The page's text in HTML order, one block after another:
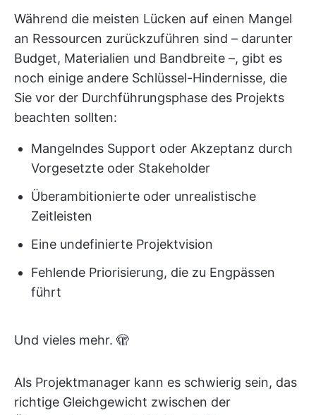
Während die meisten Lücken auf einen Mangel
an Ressourcen zurückzuführen sind – darunter
Budget, Materialien und Bandbreite –, gibt es
noch einige andere Schlüssel-Hindernisse, die
Sie vor der Durchführungsphase des Projekts
beachten sollten:
Mangelndes Support oder Akzeptanz durch
Vorgesetzte oder Stakeholder
Überambitionierte oder unrealistische
Zeitleisten
Eine undefinierte Projektvision
Fehlende Priorisierung, die zu Engpässen
führt
Und vieles mehr. 🫣
Als Projektmanager kann es schwierig sein, das
richtige Gleichgewicht zwischen der